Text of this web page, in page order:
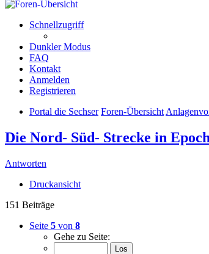
Schnellzugriff
Dunkler Modus
FAQ
Kontakt
Anmelden
Registrieren
Portal die Sechser Foren-Übersicht
Die Nord- Süd- Strecke in
Antworten
Druckansicht
151 Beiträge
Seite 5 von 8
Gehe zu Seite: